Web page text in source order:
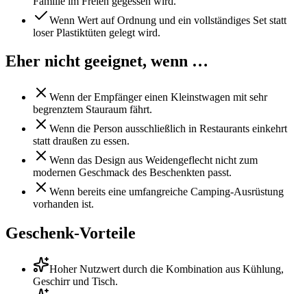
Wenn Wert auf Ordnung und ein vollständiges Set statt
loser Plastiktüten gelegt wird.
Eher nicht geeignet, wenn …
Wenn der Empfänger einen Kleinstwagen mit sehr
begrenztem Stauraum fährt.
Wenn die Person ausschließlich in Restaurants einkehrt
statt draußen zu essen.
Wenn das Design aus Weidengeflecht nicht zum
modernen Geschmack des Beschenkten passt.
Wenn bereits eine umfangreiche Camping-Ausrüstung
vorhanden ist.
Geschenk-Vorteile
Hoher Nutzwert durch die Kombination aus Kühlung,
Geschirr und Tisch.